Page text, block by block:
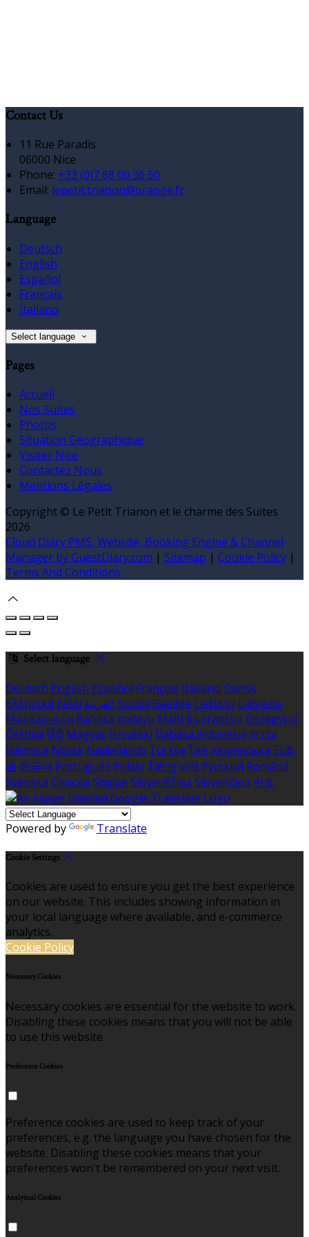
Contact Us
11 Rue Paradis
06000 Nice
Phone: +33 (0)7 68 00 36 50
Email: lepetit.trianon@orange.fr
Language
Deutsch
English
Español
Français
Italiano
Select language
Pages
Accueil
Nos Suites
Photos
Situation Géographique
Visiter Nice
Contactez Nous
Mentions Légales
Copyright © Le Petit Trianon et le charme des Suites
2026
Cloud Diary PMS, Website, Booking Engine & Channel
Manager by GuestDiary.com | Sitemap | Cookie Policy |
Terms And Conditions
Select language
Deutsch English Español Français Italiano Dansk
Ελληνικά Eesti العربية Suomi Gaeilge Lietuvių Latviešu
Македонски Bahasa melayu Malti Български Беларускі
Čeština हिंदी Magyar Hrvatski Bahasa indonesia עברית
Íslenska Norsk Nederlands Türkçe ไทย Українська 日本
語 한국어 Português Polski Tiếng việt Русский Română
Svenska Српски Shqipe Slovenščina Slovenčina 中文
Powered by Translate
Cookie Settings
Cookies are used to ensure you get the best experience
on our website. This includes showing information in
your local language where available, and e-commerce
analytics.
Cookie Policy
Necessary Cookies
Necessary cookies are essential for the website to work.
Disabling these cookies means that you will not be able
to use this website.
Preference Cookies
Preference cookies are used to keep track of your
preferences, e.g. the language you have chosen for the
website. Disabling these cookies means that your
preferences won't be remembered on your next visit.
Analytical Cookies